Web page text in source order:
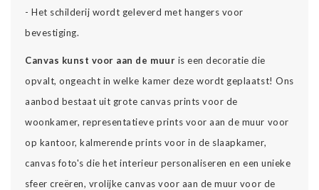
- Het schilderij wordt geleverd met hangers voor
bevestiging.
Canvas kunst voor aan de muur is een decoratie die
opvalt, ongeacht in welke kamer deze wordt geplaatst! Ons
aanbod bestaat uit grote canvas prints voor de
woonkamer, representatieve prints voor aan de muur voor
op kantoor, kalmerende prints voor in de slaapkamer,
canvas foto's die het interieur personaliseren en een unieke
sfeer creëren, vrolijke canvas voor aan de muur voor de